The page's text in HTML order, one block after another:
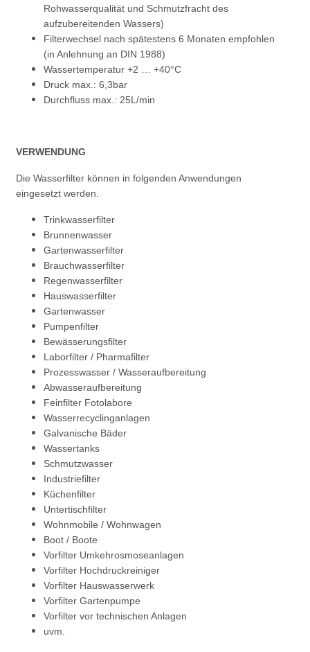
Rohwasserqualität und Schmutzfracht des
aufzubereitenden Wassers)
Filterwechsel nach spätestens 6 Monaten empfohlen
(in Anlehnung an DIN 1988)
Wassertemperatur +2 … +40°C
Druck max.: 6,3bar
Durchfluss max.: 25L/min
VERWENDUNG
Die Wasserfilter können in folgenden Anwendungen
eingesetzt werden.
Trinkwasserfilter
Brunnenwasser
Gartenwasserfilter
Brauchwasserfilter
Regenwasserfilter
Hauswasserfilter
Gartenwasser
Pumpenfilter
Bewässerungsfilter
Laborfilter / Pharmafilter
Prozesswasser / Wasseraufbereitung
Abwasseraufbereitung
Feinfilter Fotolabore
Wasserrecyclinganlagen
Galvanische Bäder
Wassertanks
Schmutzwasser
Industriefilter
Küchenfilter
Untertischfilter
Wohnmobile / Wohnwagen
Boot / Boote
Vorfilter Umkehrosmoseanlagen
Vorfilter Hochdruckreiniger
Vorfilter Hauswasserwerk
Vorfilter Gartenpumpe
Vorfilter vor technischen Anlagen
uvm.